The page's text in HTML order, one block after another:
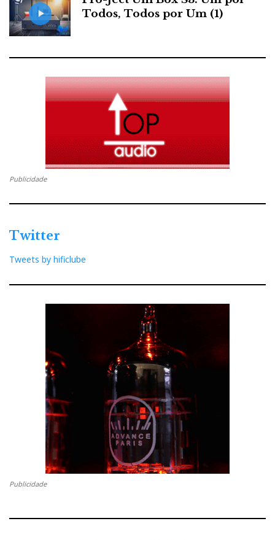
Todos, Todos por Um (1)
Publicidade
Twitter
Tweets by hificlube
Publicidade